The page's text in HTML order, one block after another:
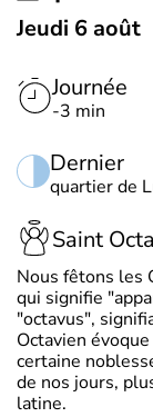
Jeudi 6 août
Journée
-3 min
Dernier
quartier de
Saint
Nous fêtons les
qui signifie
"octavus",
Octavien
certaine
de nos jours,
latine.